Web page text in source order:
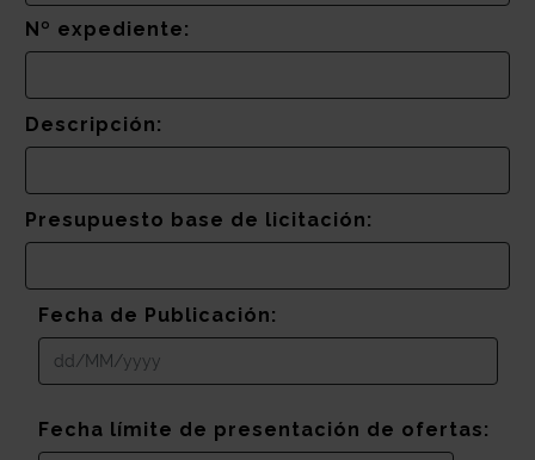
Nº expediente:
Descripción:
Presupuesto base de licitación:
Fecha de Publicación:
Fecha límite de presentación de ofertas: